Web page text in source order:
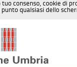
consenso, cookie di
punto qualsiasi dello